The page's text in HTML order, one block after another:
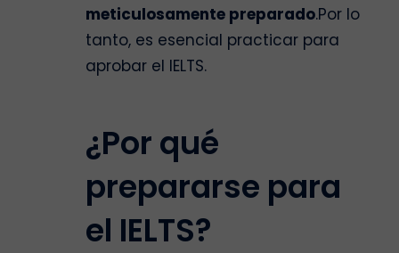
meticulosamente preparado.Por lo
tanto, es esencial practicar para
aprobar el IELTS.
¿Por qué
prepararse para
el IELTS?